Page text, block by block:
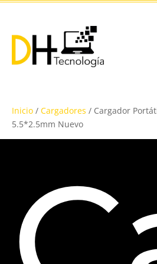
Inicio / Cargadores / Cargador
5.5*2.5mm Nuevo